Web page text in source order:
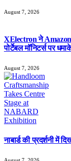
August 7, 2026
XElectron ने Amazon
पोर्टेबल मॉनिटर्स पर
August 7, 2026
नाबार्ड की प्रदर्शनी में